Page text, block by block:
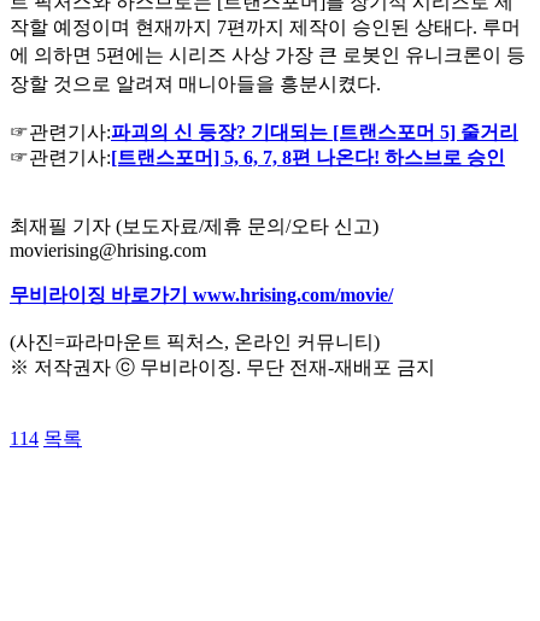
작할 예정이며 현재까지 7편까지 제작이 승인된 상태다. 루머
에 의하면 5편에는 시리즈 사상 가장 큰 로봇인 유니크론이 등
장할 것으로 알려져 매니아들을 흥분시켰다.
☞관련기사:파괴의 신 등장? 기대되는 [트랜스포머 5] 줄거리
☞관련기사:[트랜스포머] 5, 6, 7, 8편 나온다! 하스브로 승인
최재필 기자 (보도자료/제휴 문의/오타 신고)
movierising@hrising.com
무비라이징 바로가기 www.hrising.com/movie/
(사진=파라마운트 픽처스, 온라인 커뮤니티)
※ 저작권자 ⓒ 무비라이징. 무단 전재-재배포 금지
114 목록